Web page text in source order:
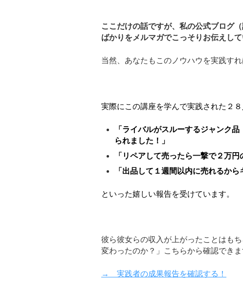
ここだけの話ですが、私の公式ブログ
ばかりをメルマガでこっそりお伝えして
当然、あなたもこのノウハウを実践すれ
実際にこの講座を学んで実践された２
「ライバルがスルーするジャンク
られました！」
「リペアして売ったら一撃で２万
「出品して１週間以内に売れるか
といった嬉しい報告を受けています。
彼ら彼女らの収入が上がったことはも
変わったのか？」こちらから確認できま
→ 実践者の成果報告を確認する！